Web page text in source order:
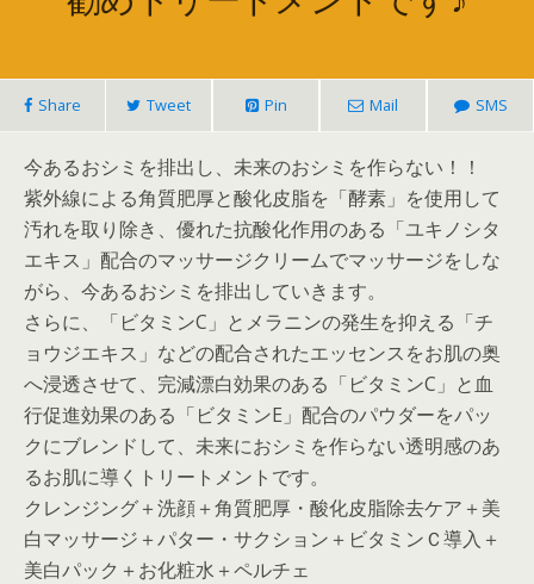
Share Tweet Pin Mail SMS
今あるおシミを排出し、未来のおシミを作らない！！
紫外線による角質肥厚と酸化皮脂を「酵素」を使用して
汚れを取り除き、優れた抗酸化作用のある「ユキノシタ
エキス」配合のマッサージクリームでマッサージをしな
がら、今あるおシミを排出していきます。
さらに、「ビタミンC」とメラニンの発生を抑える「チ
ョウジエキス」などの配合されたエッセンスをお肌の奥
へ浸透させて、完減漂白効果のある「ビタミンC」と血
行促進効果のある「ビタミンE」配合のパウダーをパッ
クにブレンドして、未来におシミを作らない透明感のあ
るお肌に導くトリートメントです。
クレンジング＋洗顔＋角質肥厚・酸化皮脂除去ケア＋美
白マッサージ＋パター・サクション＋ビタミンＣ導入＋
美白パック＋お化粧水＋ペルチェ